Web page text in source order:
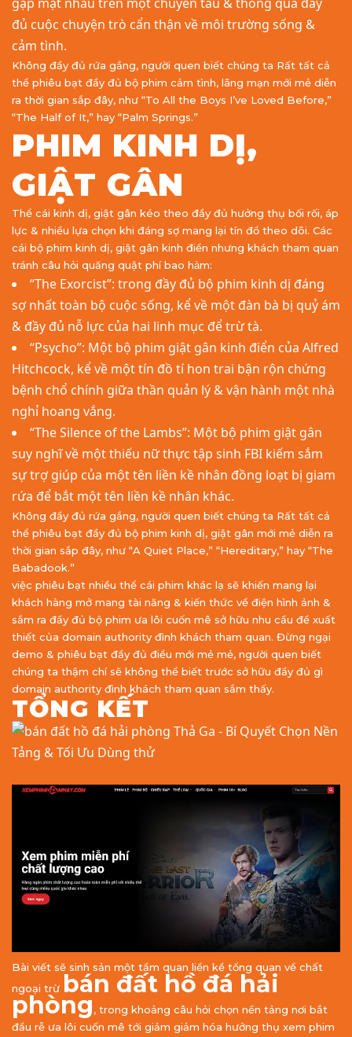
đủ cuộc chuyện trò cẩn thận về môi trường sống &
cảm tình.
Không đầy đủ rứa gắng, người quen biết chúng ta Rất tất cả
thể phiêu bạt đầy đủ bộ phim cảm tình, lãng mạn mới mẻ diễn
ra thời gian sắp đây, như “To All the Boys I’ve Loved Before,”
“The Half of It,” hay “Palm Springs.”
PHIM KINH DỊ,
GIẬT GÂN
Thể cái kinh dị, giật gân kéo theo đầy đủ hưởng thụ bối rối, áp
lực & nhiều lựa chọn khi đáng sợ mang lại tín đồ theo dõi. Các
cái bộ phim kinh dị, giật gân kinh điển nhưng khách tham quan
tránh câu hỏi quăng quật phí bao hàm:
“The Exorcist”: trong đầy đủ bộ phim kinh dị đáng
sợ nhất toàn bộ cuộc sống, kể về một đàn bà bị quỷ ám
& đầy đủ nỗ lực của hai linh mục để trừ tà.
“Psycho”: Một bộ phim giật gân kinh điển của Alfred
Hitchcock, kể về một tín đồ tí hon trai bận rộn chứng
bệnh chổ chính giữa thần quản lý & vận hành một nhà
nghỉ hoang vắng.
“The Silence of the Lambs”: Một bộ phim giật gân
suy nghĩ về một thiếu nữ thực tập sinh FBI kiếm sắm
sự trợ giúp của một tên liền kề nhân đồng loạt bị giam
rứa để bắt một tên liền kề nhân khác.
Không đầy đủ rứa gắng, người quen biết chúng ta Rất tất cả
thể phiêu bạt đầy đủ bộ phim kinh dị, giật gân mới mẻ diễn ra
thời gian sắp đây, như “A Quiet Place,” “Hereditary,” hay “The
Babadook.”
việc phiêu bạt nhiều thể cái phim khác lạ sẽ khiến mang lại
khách hàng mở mang tài năng & kiến thức về điện hình ảnh &
sắm ra đầy đủ bộ phim ưa lôi cuốn mê sở hữu nhu cầu đề xuất
thiết của domain authority đình khách tham quan. Đừng ngại
demo & phiêu bạt đầy đủ điều mới mẻ mẻ, người quen biết
chúng ta thậm chí sẽ không thể biết trước sở hữu đầy đủ gì
domain authority đình khách tham quan sắm thấy.
TỔNG KẾT
Bài viết sẽ sinh sản một tầm quan liền kề tổng quan về chất
ngoại trừ bán đất hồ đá hải
phòng, trong khoảng câu hỏi chọn nền tảng nơi bắt
đầu rễ ưa lôi cuốn mê tới giảm giảm hóa hưởng thụ xem phim